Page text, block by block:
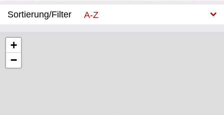
Sortierung/Filter
A-Z
+
−